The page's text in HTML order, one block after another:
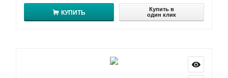
КУПИТЬ
Купить в
один клик